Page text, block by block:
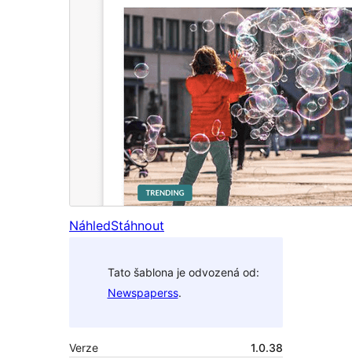
NáhledStáhnout
Tato šablona je odvozená od:
Newspaperss.
Verze
1.0.38